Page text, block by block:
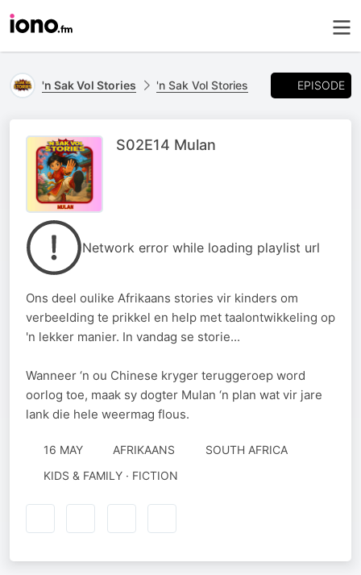
'n Sak Vol Stories 'n Sak Vol Stories EPISODE
S02E14 Mulan
Network error while loading playlist url
Ons deel oulike Afrikaans stories vir kinders om
verbeelding te prikkel en help met taalontwikkeling op
'n lekker manier. In vandag se storie...
Wanneer ‘n ou Chinese kryger teruggeroep word
oorlog toe, maak sy dogter Mulan ‘n plan wat vir jare
lank die hele weermag flous.
16 MAY AFRIKAANS
SOUTH AFRICA
KIDS & FAMILY · FICTION